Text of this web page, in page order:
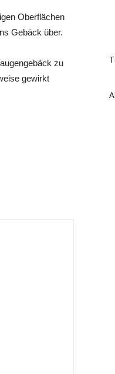
Oberflächen
Gebäck über.
zu
gewirkt